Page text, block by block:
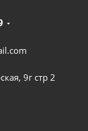
9г стр 2